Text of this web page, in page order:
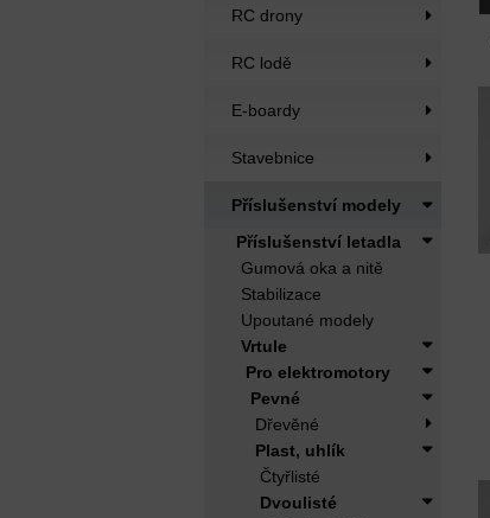
RC drony
RC lodě
E-boardy
Stavebnice
Příslušenství modely
Příslušenství letadla
Gumová oka a nitě
Stabilizace
Upoutané modely
Vrtule
Pro elektromotory
Pevné
Dřevěné
Plast, uhlík
Čtyřlisté
Dvoulisté